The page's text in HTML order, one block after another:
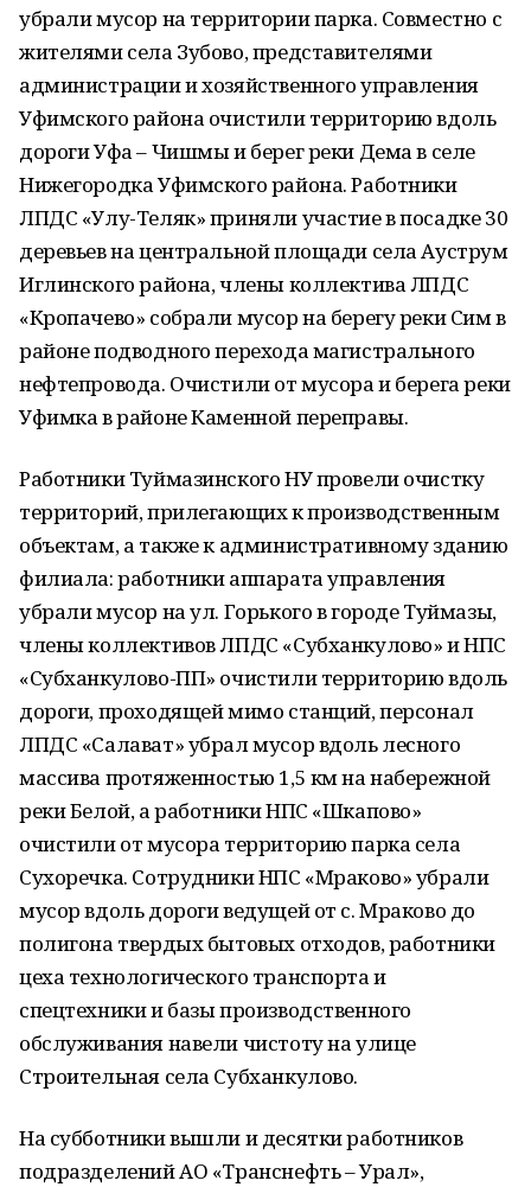
убрали мусор на территории парка. Совместно с
жителями села Зубово, представителями
администрации и хозяйственного управления
Уфимского района очистили территорию вдоль
дороги Уфа – Чишмы и берег реки Дема в селе
Нижегородка Уфимского района. Работники
ЛПДС «Улу-Теляк» приняли участие в посадке 30
деревьев на центральной площади села Ауструм
Иглинского района, члены коллектива ЛПДС
«Кропачево» собрали мусор на берегу реки Сим в
районе подводного перехода магистрального
нефтепровода. Очистили от мусора и берега реки
Уфимка в районе Каменной переправы.
Работники Туймазинского НУ провели очистку
территорий, прилегающих к производственным
объектам, а также к административному зданию
филиала: работники аппарата управления
убрали мусор на ул. Горького в городе Туймазы,
члены коллективов ЛПДС «Субханкулово» и НПС
«Субханкулово-ПП» очистили территорию вдоль
дороги, проходящей мимо станций, персонал
ЛПДС «Салават» убрал мусор вдоль лесного
массива протяженностью 1,5 км на набережной
реки Белой, а работники НПС «Шкапово»
очистили от мусора территорию парка села
Сухоречка. Сотрудники НПС «Мраково» убрали
мусор вдоль дороги ведущей от с. Мраково до
полигона твердых бытовых отходов, работники
цеха технологического транспорта и
спецтехники и базы производственного
обслуживания навели чистоту на улице
Строительная села Субханкулово.
На субботники вышли и десятки работников
подразделений АО «Транснефть – Урал»,